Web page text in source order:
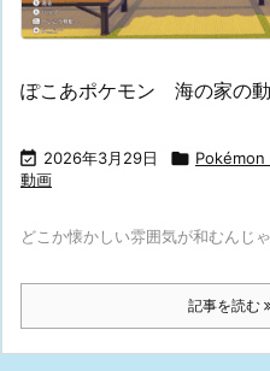
ぽこあポケモン 海の家の
 2026年3月29日  Pokémon
動画
どこか懐かしい雰囲気が和むんじ
記事を読む